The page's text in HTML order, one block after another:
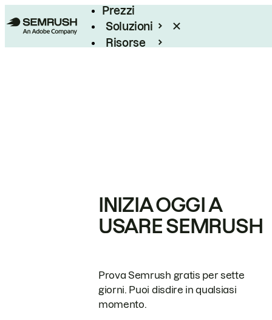
Prezzi
Soluzioni
Risorse
INIZIA OGGI A
USARE SEMRUSH
Prova Semrush gratis per sette
giorni. Puoi disdire in qualsiasi
momento.